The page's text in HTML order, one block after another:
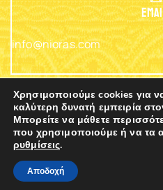
info@nioras.com
Τηλέφωνο:
Copyright © 2003 - 2025
Αρχική
Χρησιμοποιούμε cookies για
καλύτερη δυνατή εμπειρία
Μπορείτε να μάθετε
που χρησιμοποιούμε ή να τα
ρυθμίσεις.
Αποδοχή